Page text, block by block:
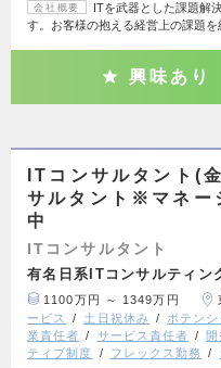
会社概要
ITを武器とした課題解
す。お客様の抱える経営上の課題
興味あり
ITコンサルタント(
サルタント※マネー
中
ITコンサルタント
有名日系ITコンサルティ
1100万円 ～ 1349万円
ービス
土日祝休み ポテンシ
業責任者
サービス責任者
ティブ制度
フレックス勤務